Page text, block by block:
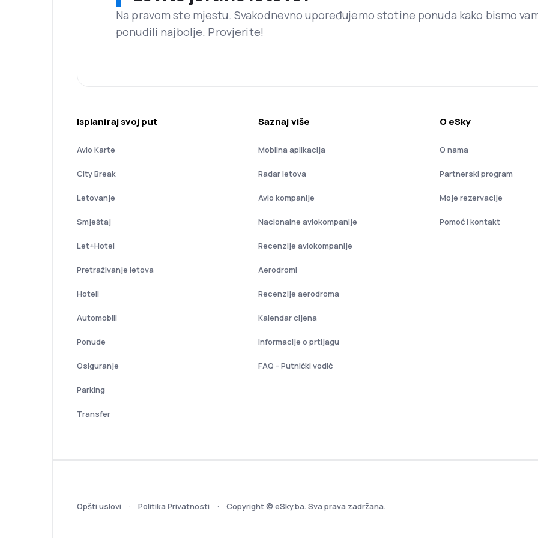
Na pravom ste mjestu. Svakodnevno upoređujemo stotine ponuda kako bismo
ponudili najbolje. Provjerite!
Isplaniraj svoj put
Avio Karte
City Break
Letovanje
Smještaj
Let+Hotel
Pretraživanje letova
Hoteli
Automobili
Ponude
Osiguranje
Parking
Transfer
Saznaj više
Mobilna aplikacija
Radar letova
Avio kompanije
Nacionalne aviokompanije
Recenzije aviokompanije
Aerodromi
Recenzije aerodroma
Kalendar cijena
Informacije o prtljagu
FAQ - Putnički vodič
O eSky
O nama
Partnerski program
Moje rezervacije
Pomoć i kontakt
Opšti uslovi Politika Privatnosti Copyright © eSky.ba. Sva prava zadržana.